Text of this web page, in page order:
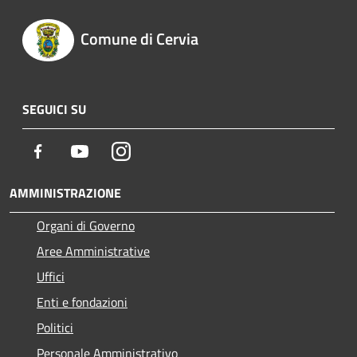
Comune di Cervia
SEGUICI SU
Facebook YoutubeInstagram
AMMINISTRAZIONE
Organi di Governo
Aree Amministrative
Uffici
Enti e fondazioni
Politici
Personale Amministrativo